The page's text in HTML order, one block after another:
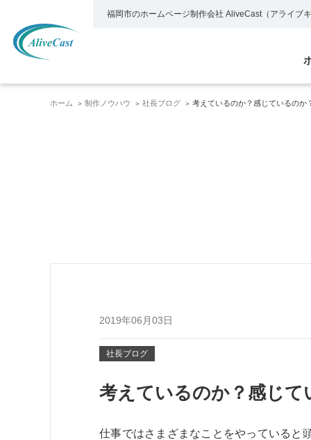
福岡市のホームページ制作会社AliveCast（アライブ
ホーム 制作ノウハウ 社長ブログ 考えているのか？感じているのか
2019年06月03日
社長ブログ
考えているのか？感じて
仕事ではさまざまなことをやっていると